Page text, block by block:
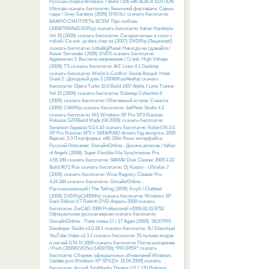
Русcкая сборка Windows 7 Build 7106 x86 BLACK EDITION
Ultimate скачать бесплатно Хмельной фестиваль Серые
сады / Grey Gardens (2009) DVDScr скачать бесплатно
ВАЖНО СМОТРЕТЬ ВСЕМ Про любовь
(2009/700Mb/DVDRip) скачать бесплатно Italian Hardstyle
Vol 15 (2009) скачать бесплатно Сегодня ночью я сплю с
тобой / Ce soir, je dors chez toi (2007) DVDRip [Лицензия!]
скачать бесплатно LittleBigPlanet Никогда не сдавайся /
Never Surrender (2009) DVD5 скачать бесплатно
Адреналин 2: Высокое напряжение / Crank: High Voltage
(2009) TS скачать бесплатно ALT Linux 4.1 Desktop
скачать бесплатно World in Conflict: Soviet Assault Hotel
Giant 2 : Доходный дом 2 (2008/Rus/Akella) скачать
бесплатно Opera Turbo 10.0 Build 1497 Alpha I Love Trance
Vol 15 (2009) скачать бесплатно Dubstep Collection 6
(2009) скачать бесплатно Обитаемый остров: Схватка
(2009) CAMRip скачать бесплатно JetPhoto Studio 4.3
скачать бесплатно MS Windows XP Pro SP3 Russian
Release GZRBuild Made (04.2009) скачать бесплатно
Sorenson Squeeze 5.0.4.10 скачать бесплатно KolibriOS 2.0
XP Pro Russian SP3 + SATA/RAID drivers Год выпуска: 2008
Версия: 2.0 Платформа: x86-32bit Язык интерфейса:
Русский Описание: Онлайн/Online - Долина ангелов / Valley
of Angels (2008) Super Flexible File Synchronizer Pro
4.56.199 скачать бесплатно SBMAV Disk Cleaner 2009 3.33
Build 9071 Rus скачать бесплатно Dj Kustov - UNrelax 2
(2009) скачать бесплатно Wise Registry Cleaner Pro
4.24.184 скачать бесплатно Онлайн/Online -
Рассказывающий / The Telling (2009) Клуб / Clubbed
(2008) DVDRip(1400Mb) скачать бесплатно Windows XP
Dark Edition V.7 Rebirth DVD Апрель 2009 скачать
бесплатно ZwCAD 2009 Professional v2009.03.31.9752
Официальная русская версия скачать бесплатно
Онлайн/Online - Папе снова 17 / 17 Again (2009) SILKYPIX
Developer Studio v3.0.28.1 скачать бесплатно 4U Download
YouTube Video v2.3.2 скачать бесплатно 70 лучших модов
и патчей GTA IV 2009 скачать бесплатно Пятое измерение
/ Push (2009/DVDScr/1400/700) *PROPER* скачать
бесплатно Сборник официальных обновлений Windows
Update для Windows XP SP3 [От 15.04.2009] скачать
бесплатно Arcsoft TotalMedia Theatre 3.0.1.120 Platinum